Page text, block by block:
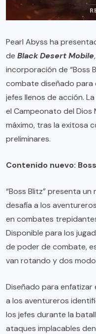
Pearl Abyss ha
de Black Desert Mobile
incorporación de “Boss
combate diseñado
jefes llenos de acción.
el Campeonato del
máximo, tras la exitosa
preliminares.
Contenido nuevo:
“Boss Blitz” presenta
desafía a los
en combates
Disponible para los
de poder de combate,
van rotando y dos
Diseñado para enfatizar
a los aventureros
los jefes durante la
ataques implacables